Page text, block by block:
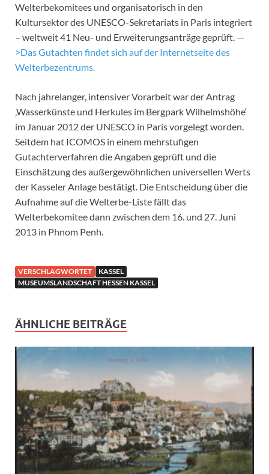
Welterbekomitees und organisatorisch in den
Kultursektor des UNESCO-Sekretariats in Paris integriert
– weltweit 41 Neu- und Erweiterungsanträge geprüft. —
>Das Gutachten findet sich auf der Internetseite des
Welterbezentrums.
Nach jahrelanger, intensiver Vorarbeit war der Antrag
‚Wasserkünste und Herkules im Bergpark Wilhelmshöhe‘
im Januar 2012 der UNESCO in Paris vorgelegt worden.
Seitdem hat ICOMOS in einem mehrstufigen
Gutachterverfahren die Angaben geprüft und die
Einschätzung des außergewöhnlichen universellen Werts
der Kasseler Anlage bestätigt. Die Entscheidung über die
Aufnahme auf die Welterbe-Liste fällt das
Welterbekomitee dann zwischen dem 16. und 27. Juni
2013 in Phnom Penh.
VERSCHLAGWORTET
KASSEL
MUSEUMSLANDSCHAFT HESSEN KASSEL
ÄHNLICHE BEITRÄGE